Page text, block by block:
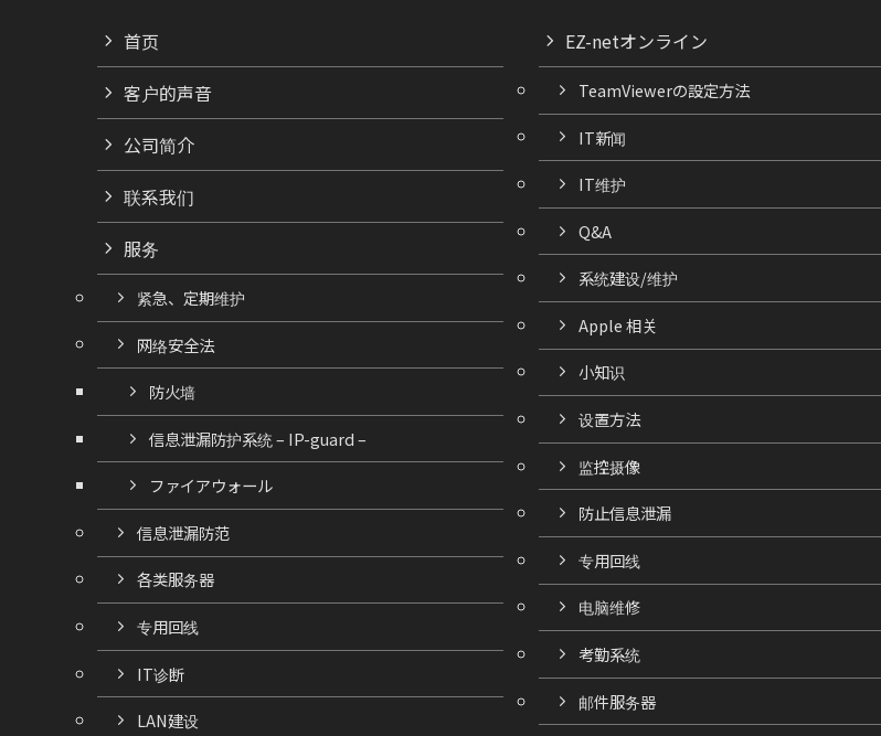
首页
客户的声音
公司简介
联系我们
服务
紧急、定期维护
网络安全法
防火墙
信息泄漏防护系统 – IP-guard –
ファイアウォール
信息泄漏防范
各类服务器
专用回线
IT诊断
LAN建设
EZ-netオンライン
TeamViewerの設定方法
IT新闻
IT维护
Q&A
系统建设/维护
Apple 相关
小知识
设置方法
监控摄像
防止信息泄漏
专用回线
电脑维修
考勤系统
邮件服务器